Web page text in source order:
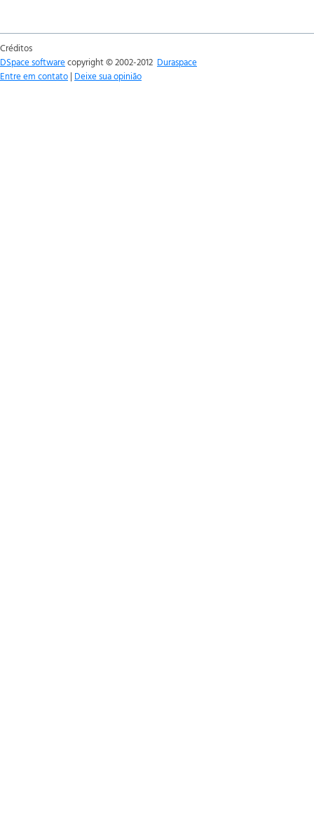
Créditos
DSpace softwarecopyright © 2002-2012 Duraspace
Entre em contato | Deixe sua opinião